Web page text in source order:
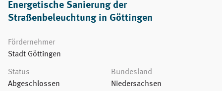
Energetische Sanierung der
Straßenbeleuchtung in Göttingen
Fördernehmer
Stadt Göttingen
Status
Abgeschlossen
Bundesland
Niedersachsen